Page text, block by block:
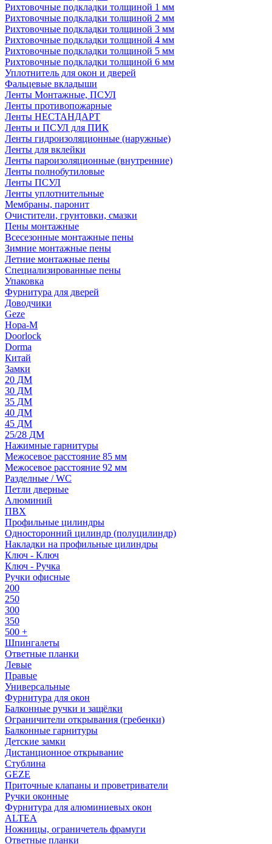
Рихтовочные подкладки толщиной 1 мм
Рихтовочные подкладки толщиной 2 мм
Рихтовочные подкладки толщиной 3 мм
Рихтовочные подкладки толщиной 4 мм
Рихтовочные подкладки толщиной 5 мм
Рихтовочные подкладки толщиной 6 мм
Уплотнитель для окон и дверей
Фальцевые вкладыши
Ленты Монтажные, ПСУЛ
Ленты противопожарные
Ленты НЕСТАНДАРТ
Ленты и ПСУЛ для ПИК
Ленты гидроизоляционные (наружные)
Ленты для вклейки
Ленты пароизоляционные (внутренние)
Ленты полнобутиловые
Ленты ПСУЛ
Ленты уплотнительные
Мембраны, паронит
Очистители, грунтовки, смазки
Пены монтажные
Всесезонные монтажные пены
Зимние монтажные пены
Летние монтажные пены
Специализированные пены
Упаковка
Фурнитура для дверей
Доводчики
Geze
Нора-М
Doorlock
Dorma
Китай
Замки
20 ДМ
30 ДМ
35 ДМ
40 ДМ
45 ДМ
25/28 ДМ
Нажимные гарнитуры
Межосевое расстояние 85 мм
Межосевое расстояние 92 мм
Разделные / WC
Петли дверные
Алюминий
ПВХ
Профильные цилиндры
Односторонний цилиндр (полуцилиндр)
Накладки на профильные цилиндры
Ключ - Ключ
Ключ - Ручка
Ручки офисные
200
250
300
350
500 +
Шпингалеты
Ответные планки
Левые
Правые
Универсальные
Фурнитура для окон
Балконные ручки и защёлки
Ограничители открывания (гребенки)
Балконные гарнитуры
Детские замки
Дистанционное открывание
Стублина
GEZE
Приточные клапаны и проветриватели
Ручки оконные
Фурнитура для алюминиевых окон
ALTEA
Ножницы, ограничетель фрамуги
Ответные планки